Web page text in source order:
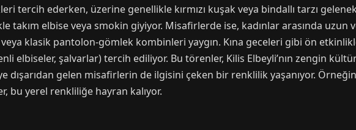
tercih ederken, üzerine genellikle kırmızı kuşak veya bindallı tarzı
takım elbise veya smokin giyiyor. Misafirlerde ise, kadınlar arasında uzun
klasik pantolon-gömlek kombinleri yaygın. Kına geceleri gibi ön
elbiseler, şalvarlar) tercih ediliyor. Bu törenler, Kilis Elbeyli’nın zengin
dışarıdan gelen misafirlerin de ilgisini çeken bir renklilik yaşanıyor.
bu yerel renkliliğe hayran kalıyor.